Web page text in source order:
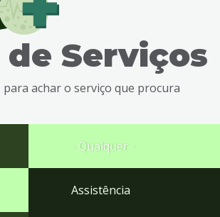
de Serviços
achar o serviço que procura
- Qualquer -
Assistência